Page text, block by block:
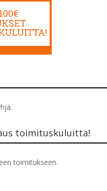
toimituskuluitta!
toimitukseen.